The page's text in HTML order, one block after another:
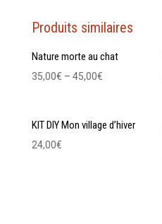
Produits similaires
Nature morte au chat
35,00€ – 45,00€
KIT DIY Mon village d’hiver
24,00€